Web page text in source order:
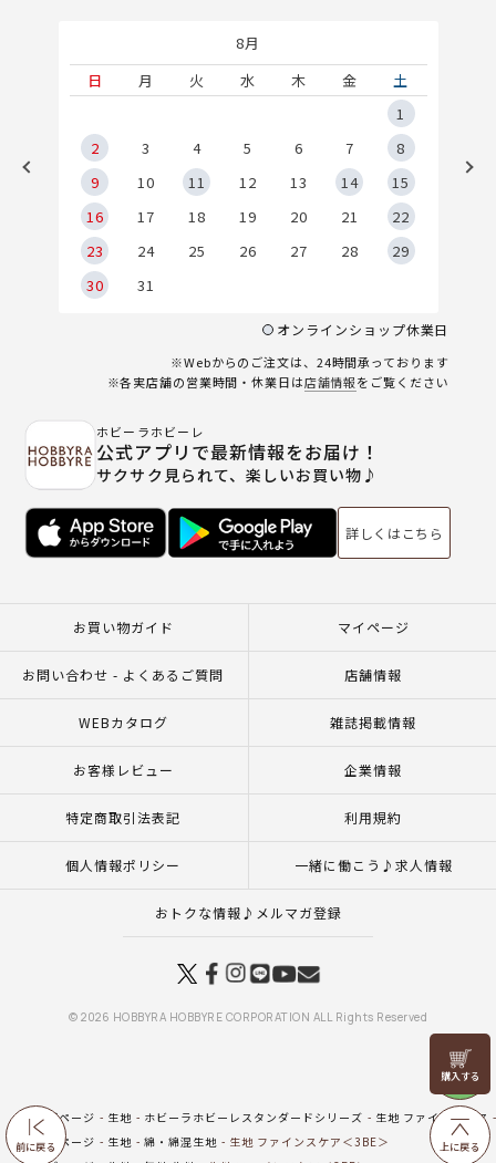
前に戻る
リリヤン
フェア
上に戻る
8月
日
月 火 水 木 金
土
1
2
3 4 5 6 7
8
9
10 11 12 13 14
15
16
17 18 19 20 21
22
23
24 25 26 27 28
29
30
31
オンラインショップ休業日
※Webからのご注文は、24時間承っております
※各実店舗の営業時間・休業日は店舗情報をご覧ください
ホビーラホビーレ
公式アプリで最新情報をお届け！
サクサク見られて、楽しいお買い物♪
詳しくはこちら
お買い物ガイド マイページ
お問い合わせ - よくあるご質問 店舗情報
WEBカタログ 雑誌掲載情報
お客様レビュー 企業情報
特定商取引法表記 利用規約
個人情報ポリシー 一緒に働こう♪求人情報
おトクな情報♪メルマガ登録
© 2026 HOBBYRA HOBBYRE CORPORATION ALL Rights Reserved
トップページ 生地 ホビーラホビーレスタンダードシリーズ
生地 ファインスケア
トップページ
生地 綿・綿混生地
生地 ファインスケア＜3BE＞